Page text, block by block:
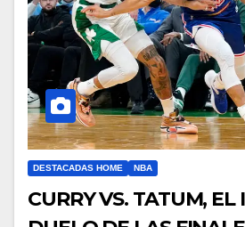
DESTACADAS HOME NBA
CURRY VS. TATUM,